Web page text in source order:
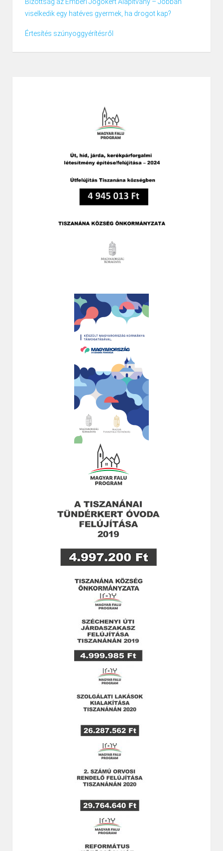
Bizottság az Emberi Jogokért Alapítvány – Jobban
viselkedik egy hatéves gyermek, ha drogot kap?
Értesítés szúnyoggyérítésről